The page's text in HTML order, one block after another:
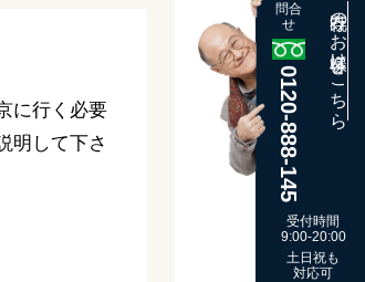
に行く必要
明して下さ
問合
せ
0120-888-145
既存のお客様はこちら
受付時間
9:00-20:00
土日祝も
対応可